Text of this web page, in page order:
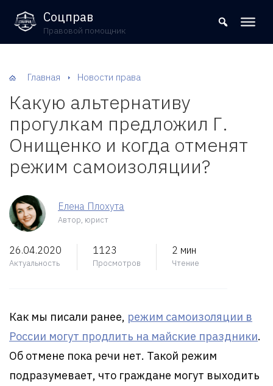
8 (800) 302-09-37
Соцправ
Правовой помощник
Главная Новости права
Какую альтернативу
прогулкам предложил Г.
Онищенко и когда отменят
режим самоизоляции?
Елена Плохута
Автор, юрист
26.04.2020
Актуальность
1123
Просмотров
2 мин
Чтение
Как мы писали ранее, режим самоизоляции в
России могут продлить на майские праздники.
Об отмене пока речи нет. Такой режим
подразумевает, что граждане могут выходить